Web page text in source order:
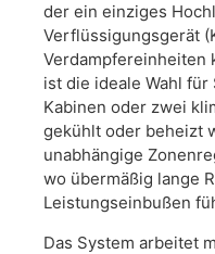
der ein einziges
Verflüssigungsgerät
Verdampfereinheiten
ist die ideale Wahl
Kabinen oder zwei
gekühlt oder beheizt
unabhängige
wo übermäßig lange
Leistungseinbußen
Das System arbeitet